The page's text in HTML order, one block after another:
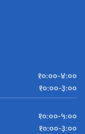
१०:००-४:००
१०:००-३:००
१०:००-५:००
१०:००-३:००